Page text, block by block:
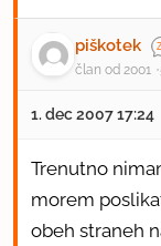
piškotek
član od 2001
1. dec 2007 17:24
Trenutno
morem
obeh straneh